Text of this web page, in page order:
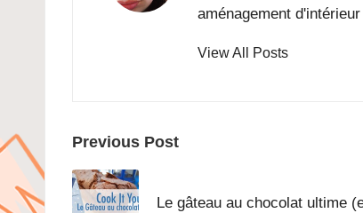
aménagement d'intérieur
View All Posts
Post
navigation
Previous Post
Le gâteau au chocolat ultime